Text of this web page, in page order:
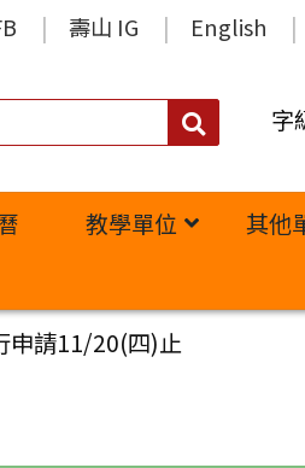
壽山 IG English
搜
字
教學單位 其他
申請11/20(四)止